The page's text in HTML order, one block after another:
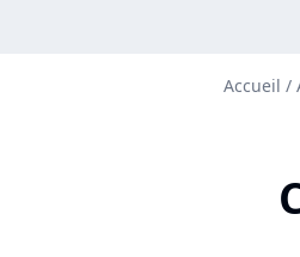
Accueil /